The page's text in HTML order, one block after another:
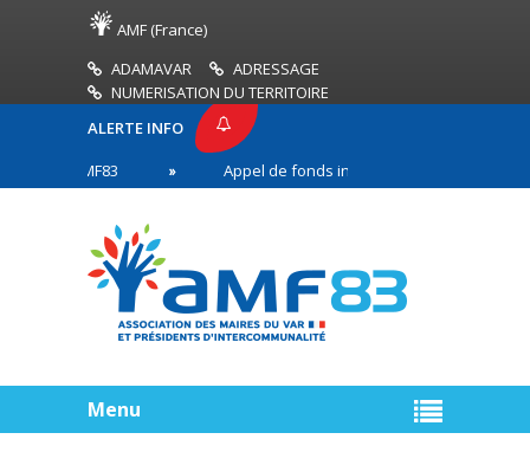
AMF (France)
ADAMAVAR
ADRESSAGE
NUMERISATION DU TERRITOIRE
ALERTE INFO
Appel de fonds incendies de forêt
première ligne
Menu